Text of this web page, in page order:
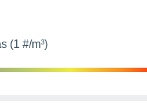
(1 #/m³)